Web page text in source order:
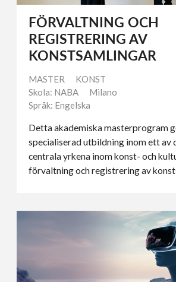
FÖRVALTNING OCH
REGISTRERING AV
KONSTSAMLINGAR
MASTER
KONST
Skola: NABA
Milano
Språk: Engelska
Detta akademiska masterprogram
specialiserad utbildning inom ett av
centrala yrkena inom konst- och
förvaltning och registrering av